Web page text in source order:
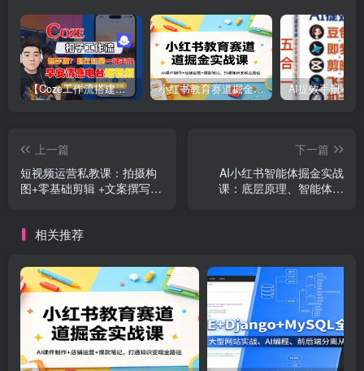
【Coze工作流搭建实操教程】【coze】早安情感电台日签视频还在手动做？用扣子工作流自动生成，省时90% 小红书教育赛道掘金实战课：AI课件制作+店铺运营+爆款笔记，打通知识变现全路径
上一篇
短视频运营私教课：拍摄构
图+零基础剪辑 +文案撰写，
下一篇
AI小红书智能体掘金实战
课：底层原理、智能体搭
相关推荐